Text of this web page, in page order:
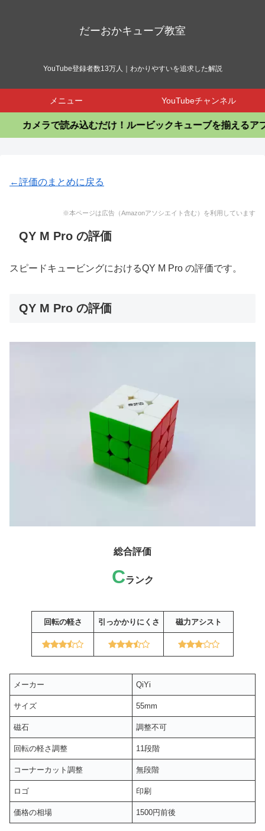
だーおかキューブ教室
YouTube登録者数13万人｜わかりやすいを追求した解説
メニュー YouTubeチャンネル
カメラで読み込むだけ！ルービックキューブを揃えるアプリ
←評価のまとめに戻る
※本ページは広告（Amazonアソシエイト含む）を利用しています
QY M Pro の評価
スピードキュービングにおけるQY M Pro の評価です。
QY M Pro の評価
総合評価
Cランク
回転の軽さ 引っかかりにくさ 磁力アシスト
メーカー QiYi
サイズ 55mm
磁石 調整不可
回転の軽さ調整 11段階
コーナーカット調整 無段階
ロゴ 印刷
価格の相場 1500円前後